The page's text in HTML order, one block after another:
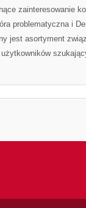
zainteresowanie
problematyczna i
jest asortyment